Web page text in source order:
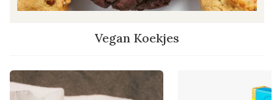
Vegan Koekjes